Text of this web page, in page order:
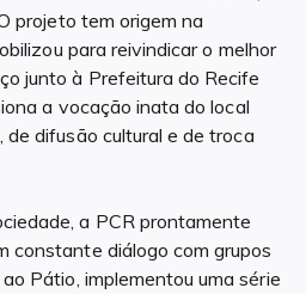
projeto tem origem na
para reivindicar o melhor
junto à Prefeitura do Recife
a vocação inata do local
difusão cultural e de troca
a PCR prontamente
constante diálogo com grupos
Pátio, implementou uma série